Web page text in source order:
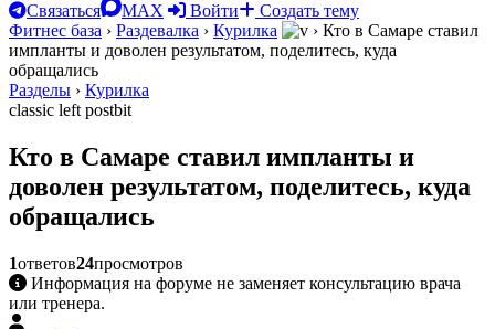
Связаться
MAX Войти
Создать тему
Фитнес база › Раздевалка › Курилка › Кто в Самаре ставил
импланты и доволен результатом, поделитесь, куда
обращались
Разделы › Курилка
classic left postbit
Кто в Самаре ставил импланты и
доволен результатом, поделитесь, куда
обращались
1ответов24просмотров
Информация на форуме не заменяет консультацию врача
или тренера.